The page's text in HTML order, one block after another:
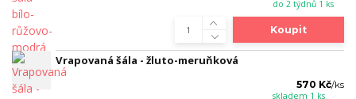
do 2 týdnů 1 ks
Koupit
Vrapovaná šála - žluto-meruňková
570 Kč/ks
skladem 1 ks